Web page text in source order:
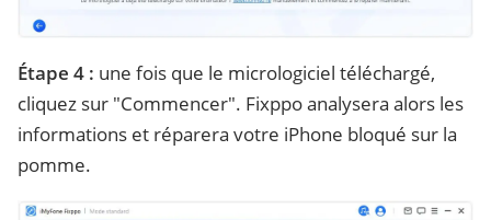
Étape 4 : une fois que le micrologiciel téléchargé,
cliquez sur "Commencer". Fixppo analysera alors les
informations et réparera votre iPhone bloqué sur la
pomme.